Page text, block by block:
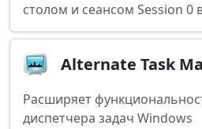
столом и сеансом Session 0
Alternate Task
Расширяет
диспетчера задач Windows